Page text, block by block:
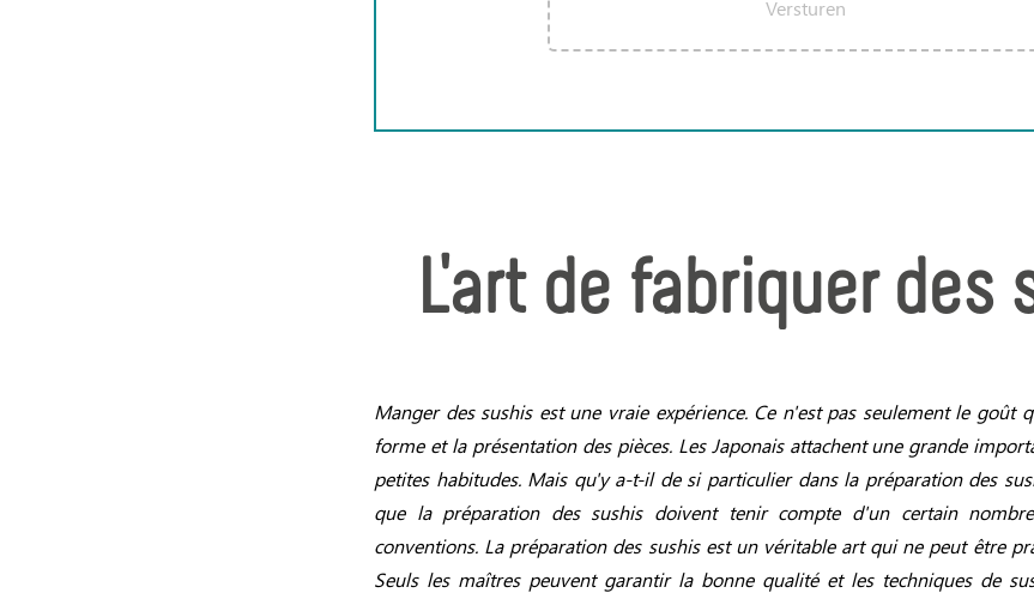
Versturen
L'art de fabriquer des
Manger des sushis est une vraie expérience. Ce n'est pas seulement le goût
forme et la présentation des pièces. Les Japonais attachent une grande
petites habitudes. Mais qu'y a-t-il de si particulier dans la préparation des
que la préparation des sushis doivent tenir compte d'un certain
conventions. La préparation des sushis est un véritable art qui ne peut être
Seuls les maîtres peuvent garantir la bonne qualité et les techniques de